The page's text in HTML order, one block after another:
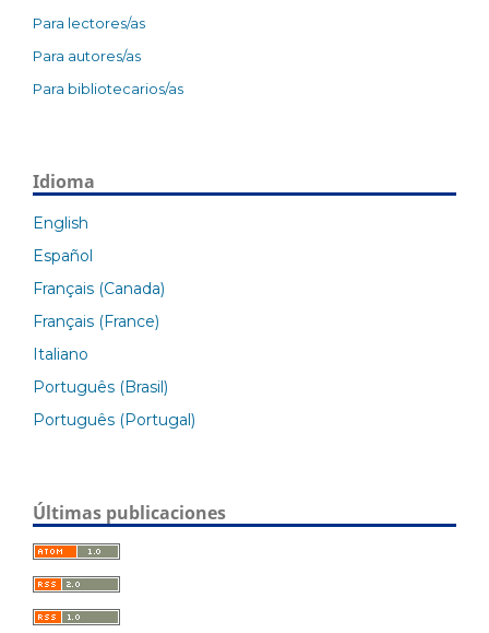
Para lectores/as
Para autores/as
Para bibliotecarios/as
Idioma
English
Español
Français (Canada)
Français (France)
Italiano
Português (Brasil)
Português (Portugal)
Últimas publicaciones